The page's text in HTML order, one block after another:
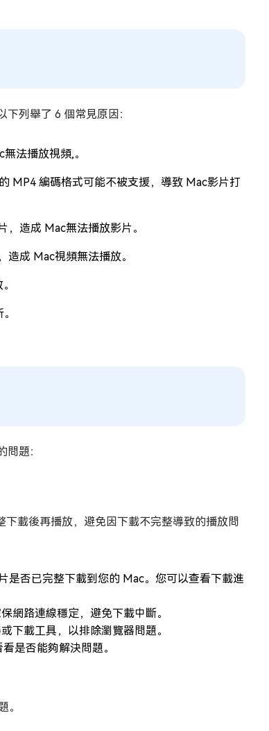
列舉了 6 個常見原因：
法播放視頻,。
MP4 編碼格式可能不被支援，導致 Mac影片打
造成 Mac無法播放影片。
成 Mac視頻無法播放。
題：
載後再播放，避免因下載不完整導致的播放問
是否已完整下載到您的 Mac。您可以查看下載進
網路連線穩定，避免下載中斷。
下載工具，以排除瀏覽器問題。
是否能夠解決問題。
。